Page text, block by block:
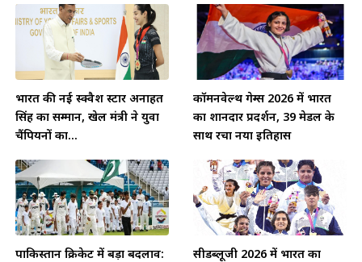
भारत की नई स्क्वैश स्टार अनाहत
सिंह का सम्मान, खेल मंत्री ने युवा
चैंपियनों का...
कॉमनवेल्थ गेम्स 2026 में भारत
का शानदार प्रदर्शन, 39 मेडल के
साथ रचा नया इतिहास
पाकिस्तान क्रिकेट में बड़ा बदलाव:
सीडब्लूजी 2026 में भारत का